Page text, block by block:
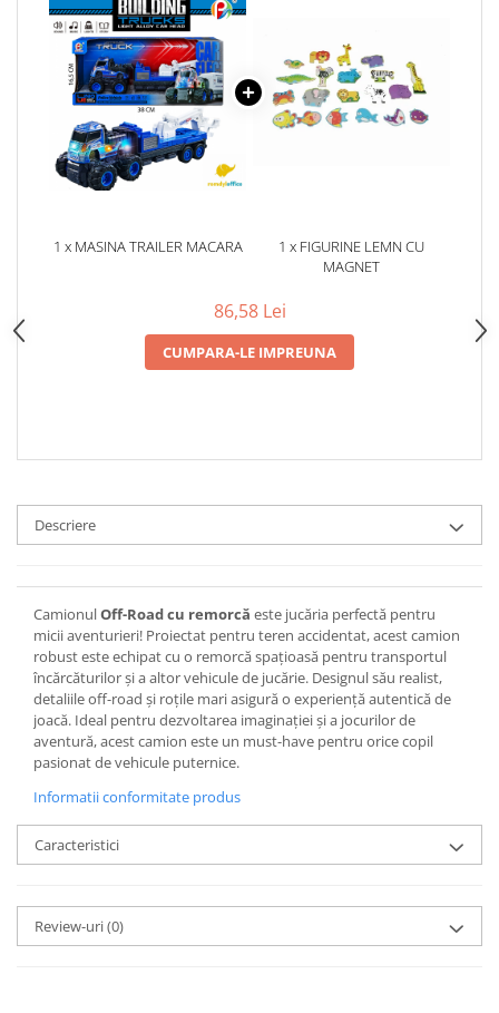
1 x MASINA TRAILER MACARA
1 x FIGURINE LEMN CU
MAGNET
86,58 Lei
CUMPARA-LE IMPREUNA
Descriere
CamionulOff-Road cu remorcă este jucăria perfectă pentru
micii aventurieri! Proiectat pentru teren accidentat, acest camion
robust este echipat cu o remorcă spațioasă pentru transportul
încărcăturilor și a altor vehicule de jucărie. Designul său realist,
detaliile off-road și roțile mari asigură o experiență autentică de
joacă. Ideal pentru dezvoltarea imaginației și a jocurilor de
aventură, acest camion este un must-have pentru orice copil
pasionat de vehicule puternice.
Informatii conformitate produs
Caracteristici
Review-uri(0)